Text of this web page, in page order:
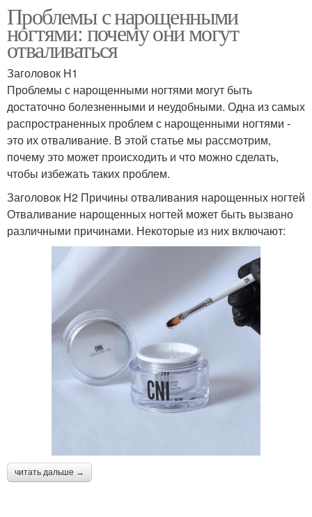
Проблемы с нарощенными
ногтями: почему они могут
отваливаться
Заголовок H1
Проблемы с нарощенными ногтями могут быть
достаточно болезненными и неудобными. Одна из самых
распространенных проблем с нарощенными ногтями -
это их отваливание. В этой статье мы рассмотрим,
почему это может происходить и что можно сделать,
чтобы избежать таких проблем.
Заголовок H2 Причины отваливания нарощенных ногтей
Отваливание нарощенных ногтей может быть вызвано
различными причинами. Некоторые из них включают:
читать дальше →